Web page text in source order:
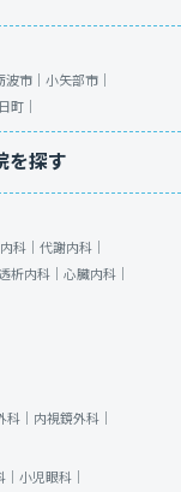
波市｜ 小矢部市｜
町｜
を探す
科｜ 代謝内科｜
析内科｜ 心臓内科｜
科｜ 内視鏡外科｜
小児眼科｜